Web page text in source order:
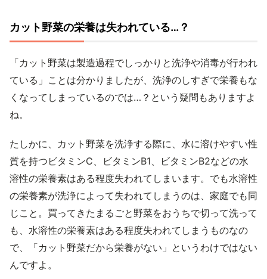
カット野菜の栄養は失われている…？
「カット野菜は製造過程でしっかりと洗浄や消毒が行われ
ている」ことは分かりましたが、洗浄のしすぎで栄養もな
くなってしまっているのでは…？という疑問もありますよ
ね。
たしかに、カット野菜を洗浄する際に、水に溶けやすい性
質を持つビタミンC、ビタミンB1、ビタミンB2などの水
溶性の栄養素はある程度失われてしまいます。でも水溶性
の栄養素が洗浄によって失われてしまうのは、家庭でも同
じこと。買ってきたまるごと野菜をおうちで切って洗って
も、水溶性の栄養素はある程度失われてしまうものなの
で、「カット野菜だから栄養がない」というわけではない
んですよ。